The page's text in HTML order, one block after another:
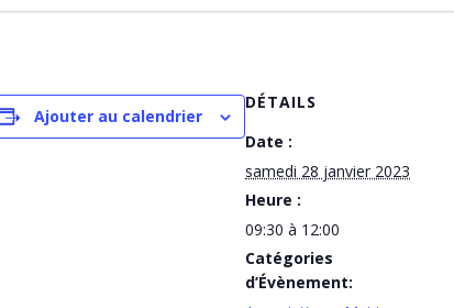
Ajouter au calendrier
DÉTAILS
Date :
samedi 28 janvier 2023
Heure :
09:30 à 12:00
Catégories
d’Évènement: